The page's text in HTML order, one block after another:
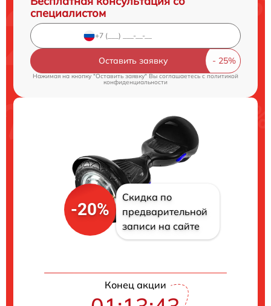
специалистом
Оставить заявку
Нажимая на кнопку "Оставить заявку" Вы соглашаетесь cполитикой
конфиденциальности
-20%
Скидка по
предварительной
записи на сайте
Конец акции